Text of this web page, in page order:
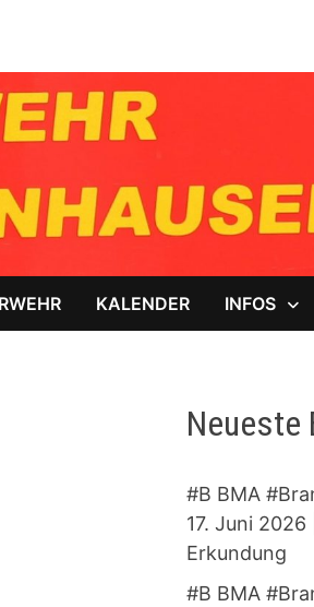
KALENDER INFOS
Neueste
#B BMA
17. Juni 2026
Erkundung
#B BMA